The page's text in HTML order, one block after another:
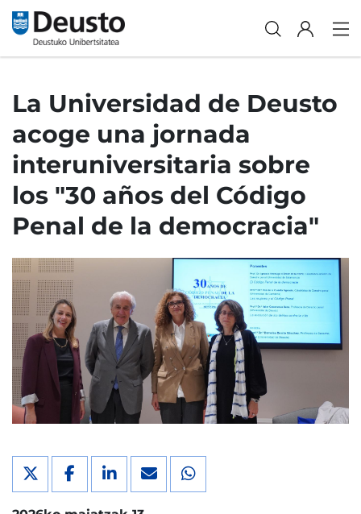
La Universidad de Deusto
acoge una jornada
interuniversitaria sobre
los "30 años del Código
Penal de la democracia"